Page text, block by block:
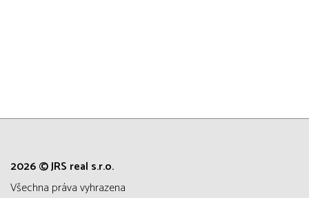
2026 © JRS real s.r.o.
všechna práva vyhrazena